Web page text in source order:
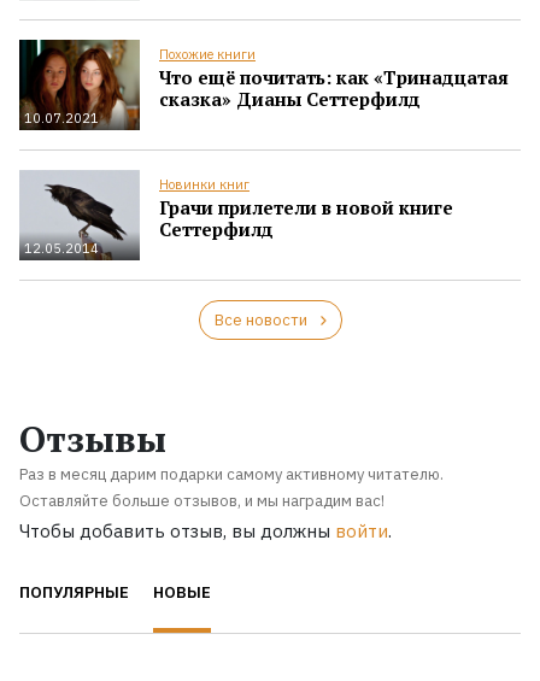
10.07.2021
Похожие книги
Что ещё почитать: как «Тринадцатая
сказка» Дианы Сеттерфилд
12.05.2014
Новинки книг
Грачи прилетели в новой книге
Сеттерфилд
Все новости
Отзывы
Раз в месяц дарим подарки самому активному читателю.
Оставляйте больше отзывов, и мы наградим вас!
Чтобы добавить отзыв, вы должны войти.
ПОПУЛЯРНЫЕ НОВЫЕ